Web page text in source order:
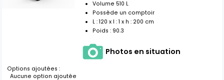
Volume 510 L
Possède un comptoir
L :120 x l :1 x h : 200 cm
Poids : 90.3
Photos en situation
Options ajoutées :
Aucune option ajoutée